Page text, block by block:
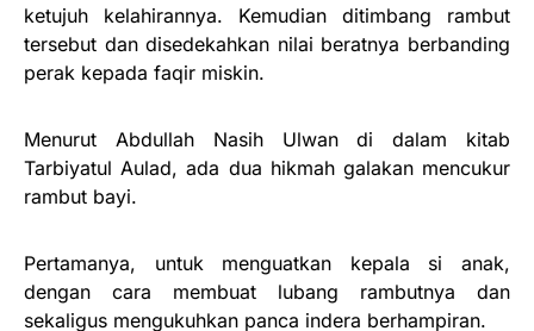
ketujuh kelahirannya. Kemudian ditimbang rambut
tersebut dan disedekahkan nilai beratnya berbanding
perak kepada faqir miskin.
Menurut Abdullah Nasih Ulwan di dalam kitab
Tarbiyatul Aulad, ada dua hikmah galakan mencukur
rambut bayi.
Pertamanya, untuk menguatkan kepala si anak,
dengan cara membuat lubang rambutnya dan
sekaligus mengukuhkan panca indera berhampiran.